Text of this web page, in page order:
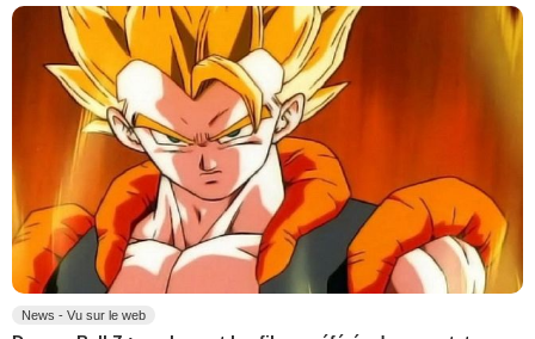
News - Vu sur le web